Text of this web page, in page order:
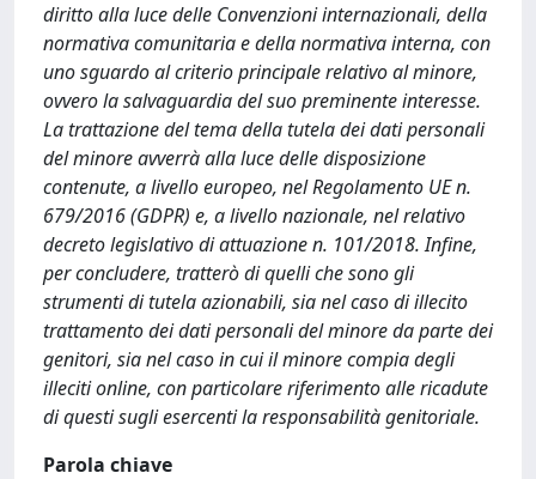
diritto alla luce delle Convenzioni internazionali, della
normativa comunitaria e della normativa interna, con
uno sguardo al criterio principale relativo al minore,
ovvero la salvaguardia del suo preminente interesse.
La trattazione del tema della tutela dei dati personali
del minore avverrà alla luce delle disposizione
contenute, a livello europeo, nel Regolamento UE n.
679/2016 (GDPR) e, a livello nazionale, nel relativo
decreto legislativo di attuazione n. 101/2018. Infine,
per concludere, tratterò di quelli che sono gli
strumenti di tutela azionabili, sia nel caso di illecito
trattamento dei dati personali del minore da parte dei
genitori, sia nel caso in cui il minore compia degli
illeciti online, con particolare riferimento alle ricadute
di questi sugli esercenti la responsabilità genitoriale.
Parola chiave